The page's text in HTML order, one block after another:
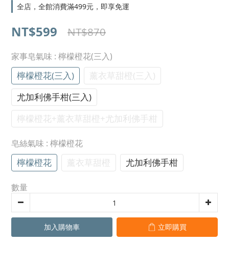
全店，全館消費滿499元，即享免運
NT$599 NT$870
家事皂氣味 : 檸檬橙花(三入)
檸檬橙花(三入)
薰衣草甜橙(三入)
尤加利佛手柑(三入)
檸檬橙花+薰衣草甜橙+尤加利佛手柑
皂絲氣味 : 檸檬橙花
檸檬橙花 薰衣草甜橙 尤加利佛手柑
數量
加入購物車 立即購買